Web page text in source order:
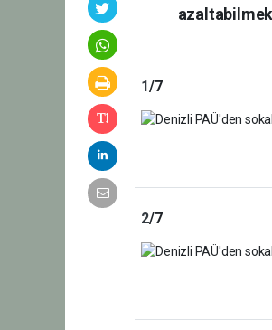
1/7
2/7